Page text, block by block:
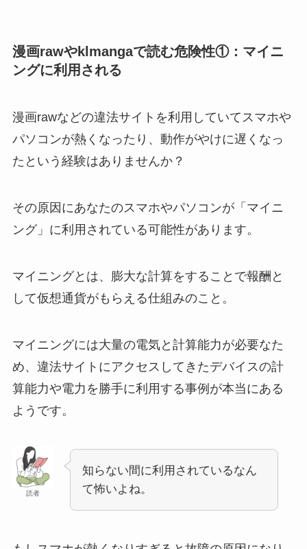
漫画rawやklmangaで読む危険性①：マイニ
ングに利用される
漫画rawなどの違法サイトを利用していてスマホや
パソコンが熱くなったり、動作がやけに遅くなっ
たという経験はありませんか？
その原因にあなたのスマホやパソコンが「マイニ
ング」に利用されている可能性があります。
マイニングとは、膨大な計算をすることで報酬と
して仮想通貨がもらえる仕組みのこと。
マイニングには大量の電気と計算能力が必要なた
め、違法サイトにアクセスしてきたデバイスの計
算能力や電力を勝手に利用する事例が本当にある
ようです。
読者
知らない間に利用されているなん
て怖いよね。